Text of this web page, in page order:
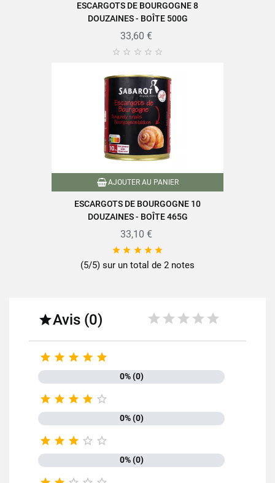
ESCARGOTS DE BOURGOGNE 8
DOUZAINES - BOÎTE 500G
33,60 €
    
AJOUTER AU PANIER
ESCARGOTS DE BOURGOGNE 10
DOUZAINES - BOÎTE 465G
33,10 €
    
(5/5) sur un total de 2 notes
Avis (0)
    
0% (0)
    
0% (0)
    
0% (0)